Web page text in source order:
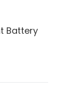
Battery